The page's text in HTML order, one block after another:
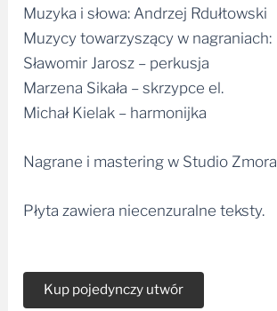
Muzyka i słowa: Andrzej Rdułtowski
Muzycy towarzyszący w nagraniach:
Sławomir Jarosz – perkusja
Marzena Sikała – skrzypce el.
Michał Kielak – harmonijka
Nagrane i mastering w Studio Zmora
Płyta zawiera niecenzuralne teksty.